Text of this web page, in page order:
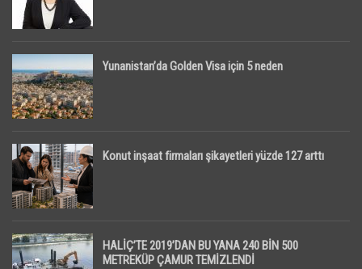
Yunanistan’da Golden Visa için 5 neden
Konut inşaat firmaları şikayetleri yüzde 127 arttı
HALİÇ’TE 2019’DAN BU YANA 240 BİN 500
METREKÜP ÇAMUR TEMİZLENDİ